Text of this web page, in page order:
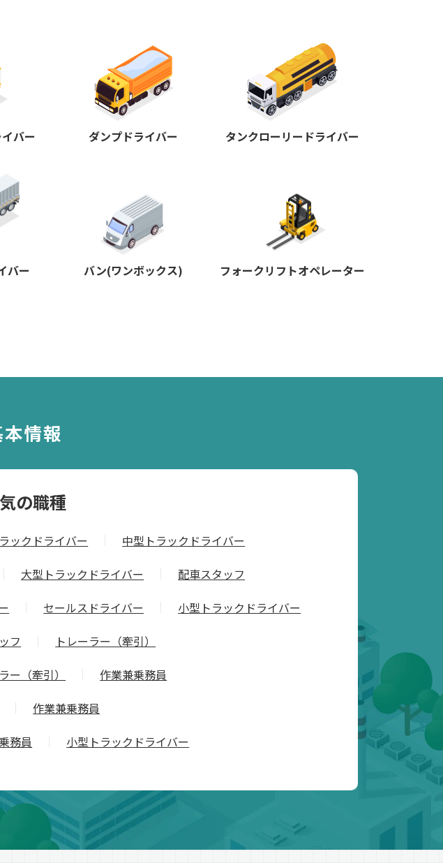
バー ダンプドライバー タンクローリードライバー
バー バン(ワンボックス) フォークリフトオペレーター
情報
の職種
ックドライバー 中型トラックドライバー
大型トラックドライバー 配車スタッフ
セールスドライバー 小型トラックドライバー
フ トレーラー（牽引）
ー（牽引） 作業兼乗務員
作業兼乗務員
務員 小型トラックドライバー